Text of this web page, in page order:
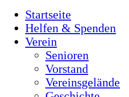
Startseite
Helfen & Spenden
Verein
Senioren
Vorstand
Vereinsgelände